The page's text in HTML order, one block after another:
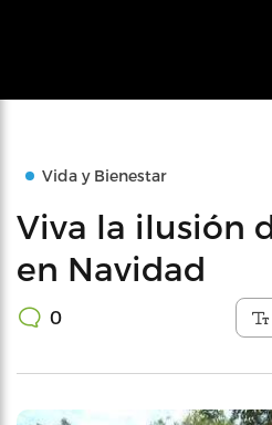
Vida y Bienestar
Viva la ilusión
en Navidad
0